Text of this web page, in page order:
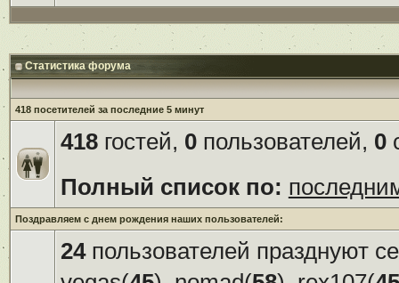
Статистика форума
418 посетителей за последние 5 минут
418гостей, 0пользователей, 0
Полный список по:
Поздравляем с днем рождения наших пользователей:
24пользователей празднуют